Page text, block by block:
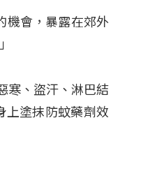
機會，暴露在郊外
寒、盜汗、淋巴結
上塗抹防蚊藥劑效